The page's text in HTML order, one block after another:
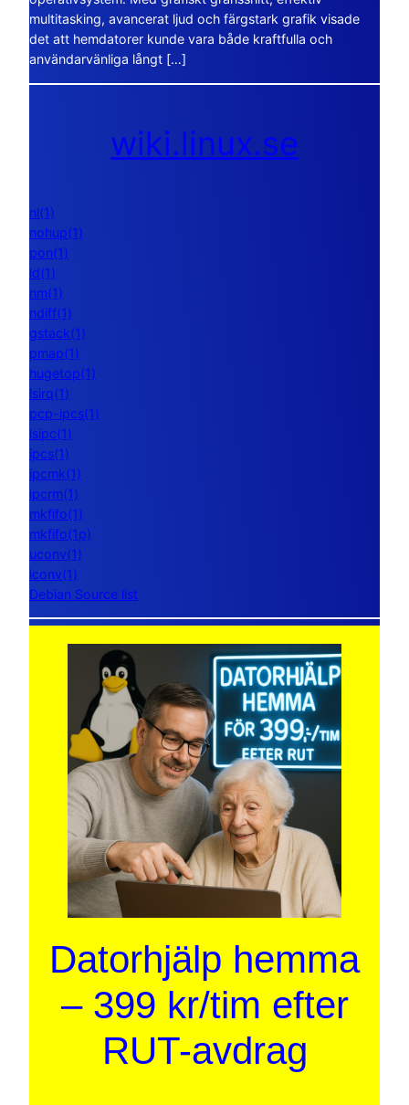
multitasking, avancerat ljud och färgstark grafik visade
det att hemdatorer kunde vara både kraftfulla och
användarvänliga långt […]
wiki.linux.se
nl(1)
nohup(1)
pon(1)
ld(1)
nm(1)
ndiff(1)
gstack(1)
pmap(1)
hugetop(1)
lsirq(1)
pcp-ipcs(1)
lsipc(1)
ipcs(1)
ipcmk(1)
ipcrm(1)
mkfifo(1)
mkfifo(1p)
uconv(1)
iconv(1)
Debian Source list
Datorhjälp hemma
– 399 kr/tim efter
RUT-avdrag